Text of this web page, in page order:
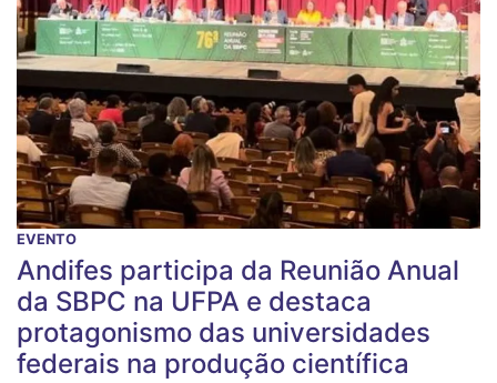
EVENTO
Andifes participa da Reunião Anual
da SBPC na UFPA e destaca
protagonismo das universidades
federais na produção científica